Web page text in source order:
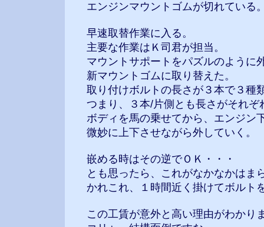
エンジンマウントゴムが切れている
早速取替作業に入る。
主要な作業はＫ司君が担当。
マウントサポートをパズルのように
新マウントゴムに取り替えた。
取り付けボルトの長さが３本で３種
つまり、３本/片側とも長さがそれぞ
ボディを馬の乗せてから、エンジン
微妙に上下させながら外していく。
嵌める時はその逆でＯＫ・・・
とも思ったら、これがなかなかはま
かれこれ、１時間近く掛けてボルト
この工賃が意外と高い理由がわかり